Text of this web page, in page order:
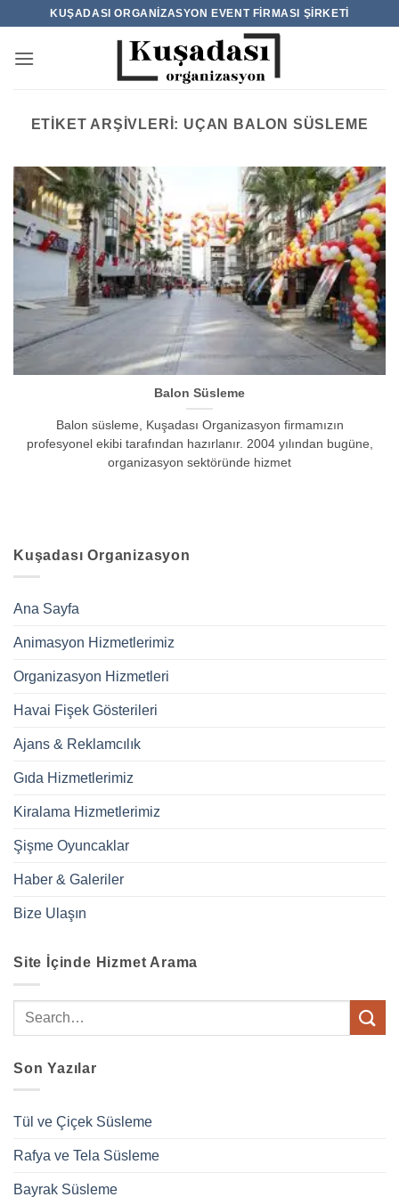
KUŞADASI ORGANIZASYON EVENT FIRMASI ŞIRKETI
ETIKET ARŞIVLERI: UÇAN BALON SÜSLEME
Balon Süsleme
Balon süsleme, Kuşadası Organizasyon firmamızın
profesyonel ekibi tarafından hazırlanır. 2004 yılından bugüne,
organizasyon sektöründe hizmet
Kuşadası Organizasyon
Ana Sayfa
Animasyon Hizmetlerimiz
Organizasyon Hizmetleri
Havai Fişek Gösterileri
Ajans & Reklamcılık
Gıda Hizmetlerimiz
Kiralama Hizmetlerimiz
Şişme Oyuncaklar
Haber & Galeriler
Bize Ulaşın
Site İçinde Hizmet Arama
Son Yazılar
Tül ve Çiçek Süsleme
Rafya ve Tela Süsleme
Bayrak Süsleme